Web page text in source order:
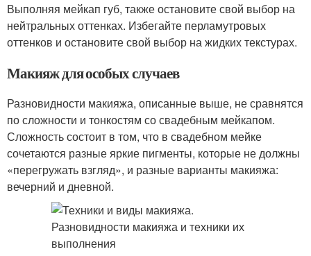
Выполняя мейкап губ, также остановите свой выбор на
нейтральных оттенках. Избегайте перламутровых
оттенков и остановите свой выбор на жидких текстурах.
Макияж для особых случаев
Разновидности макияжа, описанные выше, не сравнятся
по сложности и тонкостям со свадебным мейкапом.
Сложность состоит в том, что в свадебном мейке
сочетаются разные яркие пигменты, которые не должны
«перегружать взгляд», и разные варианты макияжа:
вечерний и дневной.